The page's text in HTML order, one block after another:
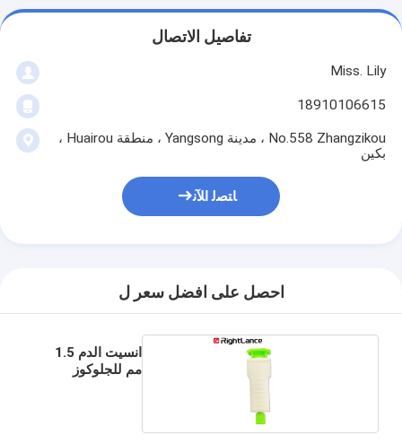
تفاصيل الاتصال
Miss. Lily
18910106615
No.558 Zhangzikou ، مدينة Yangsong ، منطقة Huairou ،
بكين
ﺎﺘﺼﻟ ﺍﻶﻧ
احصل على افضل سعر ل
انسيت الدم 1.5
مم للجلوكوز